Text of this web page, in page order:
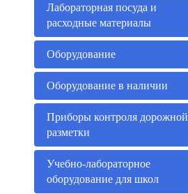
Лабораторная посуда и
расходные материалы
Оборудование
Оборудование в наличии
Приборы контроля дорожной
разметки
Учебно-лабораторное
оборудование для школ